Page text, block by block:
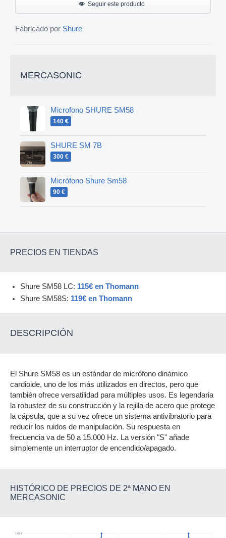
Seguir este producto
Fabricado por Shure
MERCASONIC
Microfono SHURE SM58
140 €
SHURE SM 7B
300 €
Micrófono Shure Sm58
90 €
PRECIOS EN TIENDAS
Shure SM58 LC: 115€ en Thomann
Shure SM58S: 119€ en Thomann
DESCRIPCIÓN
El Shure SM58 es un estándar de micrófono dinámico
cardioide, uno de los más utilizados en directos, pero que
también ofrece versatilidad para múltiples usos. Es legendaria
la robustez de su construcción y la rejilla de acero que protege
la cápsula, que a su vez ofrece un sistema antivibratorio para
reducir los ruidos de manipulación. Su respuesta en
frecuencia va de 50 a 15.000 Hz. La versión "S" añade
simplemente un interruptor de encendido/apagado.
HISTÓRICO DE PRECIOS DE 2ª MANO EN
MERCASONIC
140 €